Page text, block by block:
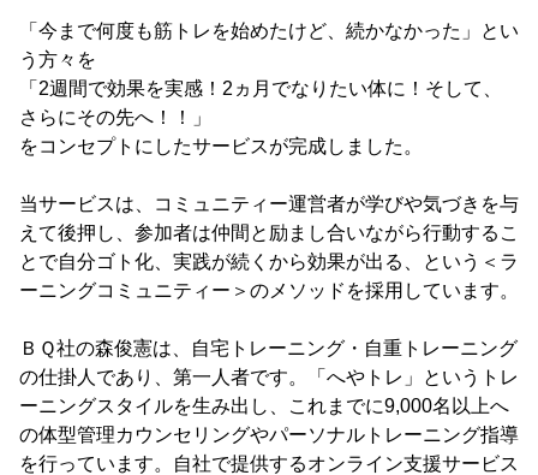
「今まで何度も筋トレを始めたけど、続かなかった」とい
う方々を
「2週間で効果を実感！2ヵ月でなりたい体に！そして、
さらにその先へ！！」
をコンセプトにしたサービスが完成しました。
当サービスは、コミュニティー運営者が学びや気づきを与
えて後押し、参加者は仲間と励まし合いながら行動するこ
とで自分ゴト化、実践が続くから効果が出る、という＜ラ
ーニングコミュニティー＞のメソッドを採用しています。
ＢＱ社の森俊憲は、自宅トレーニング・自重トレーニング
の仕掛人であり、第一人者です。「へやトレ」というトレ
ーニングスタイルを生み出し、これまでに9,000名以上へ
の体型管理カウンセリングやパーソナルトレーニング指導
を行っています。自社で提供するオンライン支援サービス